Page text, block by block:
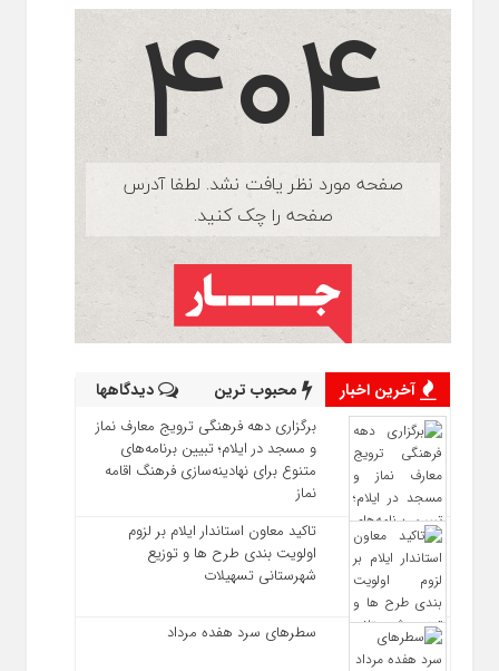
آخرین اخبار محبوب ترین دیدگاهها
برگزاری دهه فرهنگی ترویج معارف نماز
و مسجد در ایلام؛ تبیین برنامه‌های
متنوع برای نهادینه‌سازی فرهنگ اقامه
نماز
تاکید معاون استاندار ایلام بر لزوم
اولویت‌ بندی طرح‌ ها و توزیع
شهرستانی تسهیلات
سطرهای سرد هفده مرداد